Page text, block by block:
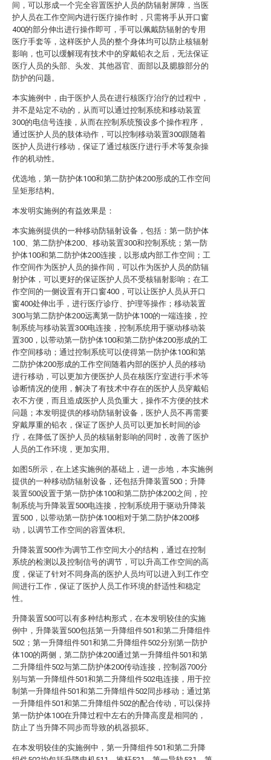
间，可以形成一个完全容置医护人员的防辐射屏障，当医
护人员在工作空间内进行医疗操作时，只需将手从开口窗
400的部分伸出进行操作即可，手可以佩戴防辐射的专用
医疗手套等，这样医护人员的整个身体均可以防止核辐射
影响，也可以缓解现有技术中的穿戴铅衣之后，无法保证
医疗人员的头部、头发、其他器官、面部以及腮腺部分的
防护的问题。
本实施例中，由于医护人员在进行核医疗治疗的过程中，
并不是站定不动的，从而可以通过控制系统和移动装置
300的电信号连接，从而在控制系统预设多个操作程序，
通过医护人员的肢体动作，可以控制移动装置300跟随着
医护人员进行移动，保证了通过核医疗进行手术等复杂操
作的机动性。
优选地，第一防护体100和第二防护体200形成的工作空间
呈矩形结构。
本发明实施例的有益效果是：
本实施例提供的一种移动防辐射设备，包括：第一防护体
100、第二防护体200、移动装置300和控制系统；第一防
护体100和第二防护体200连接，以形成内部工作空间；工
作空间作为医护人员的操作间，可以作为医护人员的防辐
射护体，可以更好的保证医护人员不受核辐射影响；在工
作空间的一侧设置有开口窗400，可以让医护人员从开口
窗400处伸出手，进行医疗诊疗、护理等操作；移动装置
300与第二防护体200远离第一防护体100的一端连接，控
制系统与移动装置300电连接，控制系统用于驱动移动装
置300，以带动第一防护体100和第二防护体200形成的工
作空间移动；通过控制系统可以使得第一防护体100和第
二防护体200形成的工作空间随着内部的医护人员的移动
进行移动，可以更加方便医护人员在核医疗室进行手术等
诊断情况的使用，解决了有技术中存在的医护人员穿戴铅
衣不方便，而且造成医护人员负重大，操作不方便的技术
问题；本发明提供的移动防辐射设备，医护人员不再需要
穿戴厚重的铅衣，保证了医护人员可以更加长时间的诊
疗，在降低了医护人员的核辐射影响的同时，改善了医护
人员的工作环境，更加实用。
如图5所示，在上述实施例的基础上，进一步地，本实施例
提供的一种移动防辐射设备，还包括升降装置500；升降
装置500设置于第一防护体100和第二防护体200之间，控
制系统与升降装置500电连接，控制系统用于驱动升降装
置500，以带动第一防护体100相对于第二防护体200移
动，以调节工作空间的容置体积。
升降装置500作为调节工作空间大小的结构，通过在控制
系统的检测以及控制信号的调节，可以升高工作空间的高
度，保证了针对不同身高的医护人员均可以进入到工作空
间进行工作，保证了医护人员工作环境的舒适性和稳定
性。
升降装置500可以有多种结构形式，在本发明较佳的实施
例中，升降装置500包括第一升降组件501和第二升降组件
502；第一升降组件501和第二升降组件502分别第一防护
体100的两侧，第二防护体200通过第一升降组件501和第
二升降组件502与第二防护体200传动连接，控制器700分
别与第一升降组件501和第二升降组件502电连接，用于控
制第一升降组件501和第二升降组件502同步移动；通过第
一升降组件501和第二升降组件502的配合传动，可以保持
第一防护体100在升降过程中左右的升降高度是相同的，
防止了当升降不同步而导致的机器损坏。
在本发明较佳的实施例中，第一升降组件501和第二升降